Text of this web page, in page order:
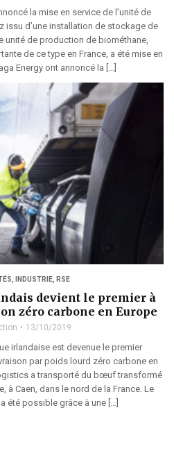
la mise en service de l’unité de
d’une installation de stockage de
unité de production de biométhane,
de ce type en France, a été mise en
Energy ont annoncé la […]
INDUSTRIE, RSE
devient le premier à
zéro carbone en Europe
13/10/2019
irlandaise est devenue le premier
par poids lourd zéro carbone en
a transporté du bœuf transformé
à Caen, dans le nord de la France. Le
été possible grâce à une […]